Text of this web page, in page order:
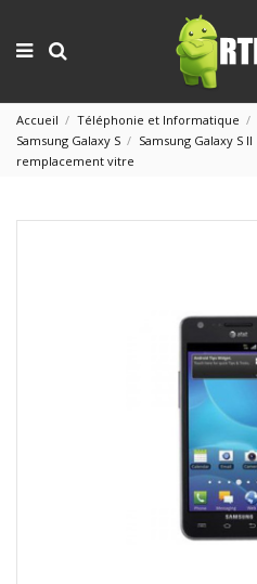
Accueil Téléphonie et Informatique
Samsung Galaxy S
Samsung Galaxy S II
remplacement vitre